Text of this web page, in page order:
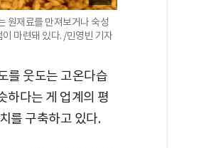
원재료를 만져보거나 숙성
마련돼 있다. /민영빈 기자
를 웃도는 고온다습
하다는 게 업계의 평
를 구축하고 있다.